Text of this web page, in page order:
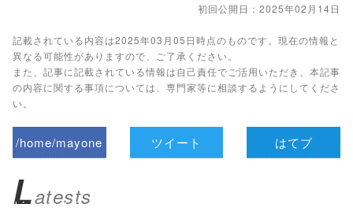
初回公開日：2025年02月14日
記載されている内容は2025年03月05日時点のものです。現在の情報と
異なる可能性がありますので、ご了承ください。
また、記事に記載されている情報は自己責任でご活用いただき、本記事
の内容に関する事項については、専門家等に相談するようにしてくださ
い。
/home/mayone
biz.jp/public_ht
ツイート はてブ
Latests